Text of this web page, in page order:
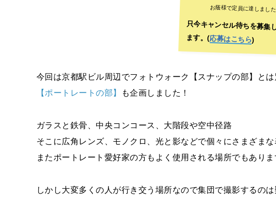
お蔭様で定員に達しました
只今キャンセル待ちを募集
ます。(応募はこちら)
今回は京都駅ビル周辺でフォトウォーク【スナップの部】とは
【ポートレートの部】
も企画しました！
ガラスと鉄骨、中央コンコース、大階段や空中径路
そこに広角レンズ、モノクロ、光と影などで個々にさまざま
またポートレート愛好家の方もよく使用される場所でもありま
しかし大変多くの人が行き交う場所なので集団で撮影するの